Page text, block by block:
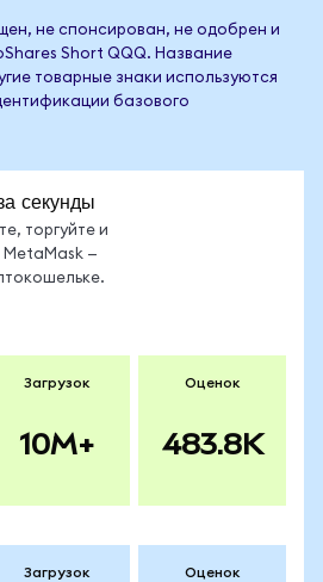
не спонсирован, не одобрен и
Short QQQ. Название
товарные знаки используются
базового
секунды
торгуйте и
MetaMask —
Загрузок
10M+
Оценок
483.8K
Загрузок Оценок